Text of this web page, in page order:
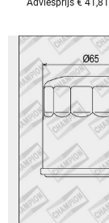
Adviesprijs € 41,81